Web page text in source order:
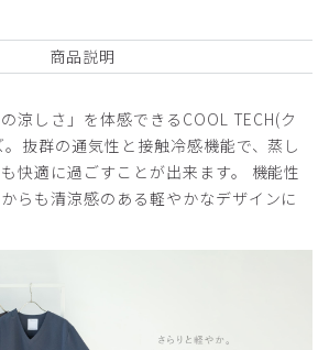
2025-10-15
の自分にはSサイズがピッタリでし
マートです。
商品説明
涼しさ」を体感できるCOOL TECH(ク
抜群の通気性と接触冷感機能で、蒸し
快適に過ごすことが出来ます。 機能性
らも清涼感のある軽やかなデザインに